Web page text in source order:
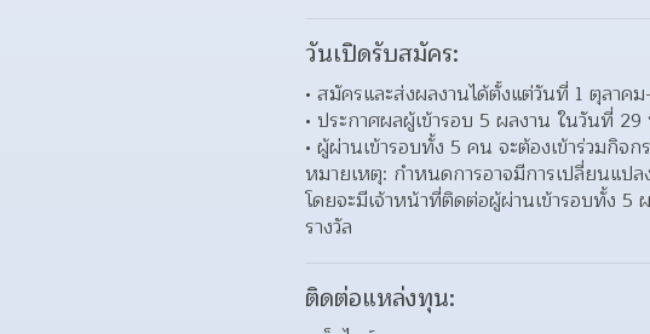
วันเปิดรับสมัคร:
สมัครและส่งผลงานได้ตั้งแต่วันที่ 1 ตุลา
ประกาศผลผู้เข้ารอบ 5 ผลงาน ในวันที่
ผู้ผ่านเข้ารอบทั้ง 5 คน จะต้องเข้าร่วมกิจ
หมายเหตุ: กำหนดการอาจมีการเปลี่ยนแป
โดยจะมีเจ้าหน้าที่ติดต่อผู้ผ่านเข้ารอบทั้ง
รางวัล
ติดต่อแหล่งทุน: